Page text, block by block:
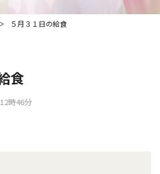
５月３１日の給食
食
時46分